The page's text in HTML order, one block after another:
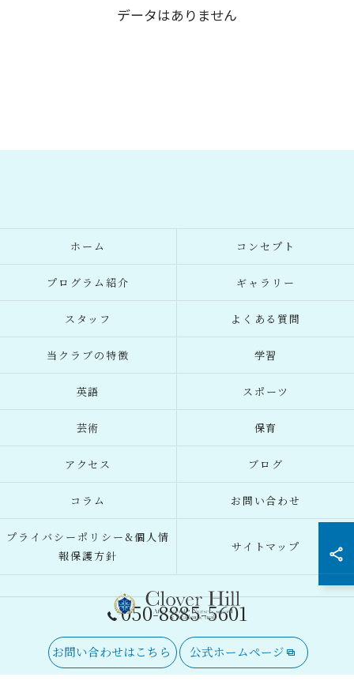
データはありません
050-8885-5601
お問い合わせはこちら 公式ホームページ
ホーム コンセプト
プログラム紹介 ギャラリー
スタッフ よくある質問
当クラブの特徴 学習
英語 スポーツ
芸術 保育
アクセス ブログ
コラム お問い合わせ
プライバシーポリシー&個人情
報保護方針
サイトマップ
© 2026 東京都府中市の習い事ならClover Hill ALL RIGHTS RESERVED.